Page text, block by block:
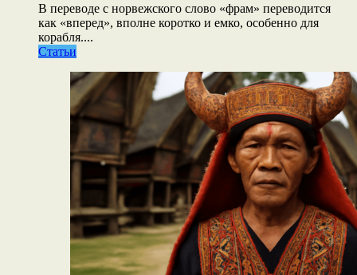
В переводе с норвежского слово «фрам» переводится
как «вперед», вполне коротко и емко, особенно для
корабля....
Статьи